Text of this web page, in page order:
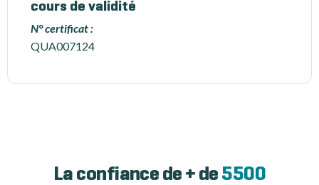
cours de validité
N° certificat :
QUA007124
La confiance de + de 5500